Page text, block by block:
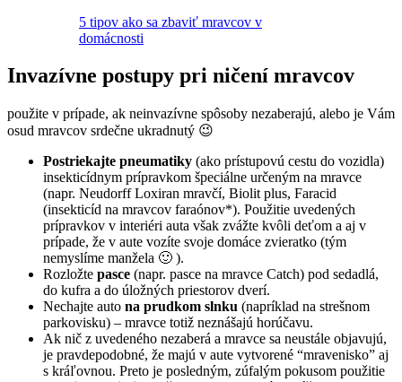
5 tipov ako sa zbaviť mravcov v
domácnosti
Invazívne postupy pri ničení mravcov
použite v prípade, ak neinvazívne spôsoby nezaberajú, alebo je Vám
osud mravcov srdečne ukradnutý 😉
Postriekajte pneumatiky (ako prístupovú cestu do vozidla)
insekticídnym prípravkom špeciálne určeným na mravce
(napr. Neudorff Loxiran mravčí, Biolit plus, Faracid
(insekticíd na mravcov faraónov*). Použitie uvedených
prípravkov v interiéri auta však zvážte kvôli deťom a aj v
prípade, že v aute vozíte svoje domáce zvieratko (tým
nemyslíme manžela 🙂 ).
Rozložte pasce (napr. pasce na mravce Catch) pod sedadlá,
do kufra a do úložných priestorov dverí.
Nechajte auto na prudkom slnku (napríklad na strešnom
parkovisku) – mravce totiž neznášajú horúčavu.
Ak nič z uvedeného nezaberá a mravce sa neustále objavujú,
je pravdepodobné, že majú v aute vytvorené “mravenisko” aj
s kráľovnou. Preto je posledným, zúfalým pokusom použitie